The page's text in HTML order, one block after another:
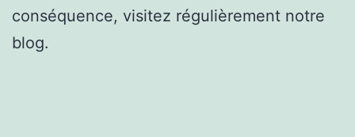
conséquence, visitez régulièrement notre
blog.